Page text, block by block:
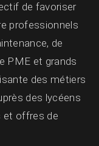
de favoriser
professionnels
de
PME et grands
des métiers
des lycéens
et offres de